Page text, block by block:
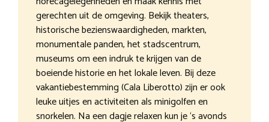
gerechten uit de omgeving. Bekijk theaters,
historische bezienswaardigheden, markten,
monumentale panden, het stadscentrum,
museums om een indruk te krijgen van de
boeiende historie en het lokale leven. Bij deze
vakantiebestemming (Cala Liberotto) zijn er ook
leuke uitjes en activiteiten als minigolfen en
snorkelen. Na een dagje relaxen kun je ‘s avonds